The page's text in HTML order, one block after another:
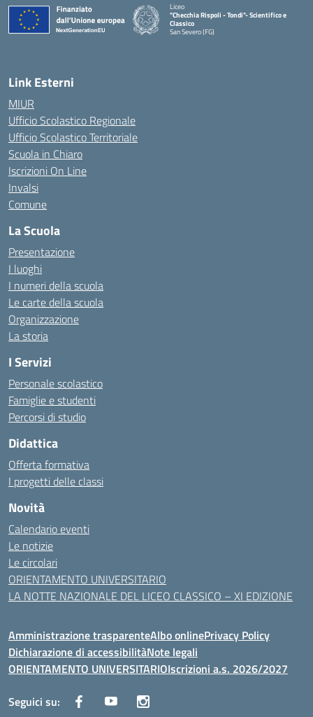
Liceo
"Checchia Rispoli - Tondi"- Scientifico e
Classico
San Severo (FG)
Link Esterni
MIUR
Ufficio Scolastico Regionale
Ufficio Scolastico Territoriale
Scuola in Chiaro
Iscrizioni On Line
Invalsi
Comune
La Scuola
Presentazione
I luoghi
I numeri della scuola
Le carte della scuola
Organizzazione
La storia
I Servizi
Personale scolastico
Famiglie e studenti
Percorsi di studio
Didattica
Offerta formativa
I progetti delle classi
Novità
Calendario eventi
Le notizie
Le circolari
ORIENTAMENTO UNIVERSITARIO
LA NOTTE NAZIONALE DEL LICEO CLASSICO – XI EDIZIONE
Amministrazione trasparenteAlbo onlinePrivacy Policy
Dichiarazione di accessibilitàNote legali
ORIENTAMENTO UNIVERSITARIOIscrizioni a.s. 2026/2027
Seguici su: